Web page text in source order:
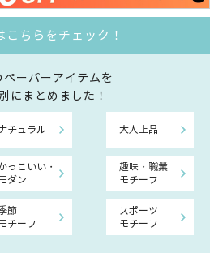
ちらをチェック！
ペーパーアイテムを
にまとめました！
チュラル 大人上品
っこいい・
ダン
趣味・職業
モチーフ
節
チーフ
スポーツ
モチーフ